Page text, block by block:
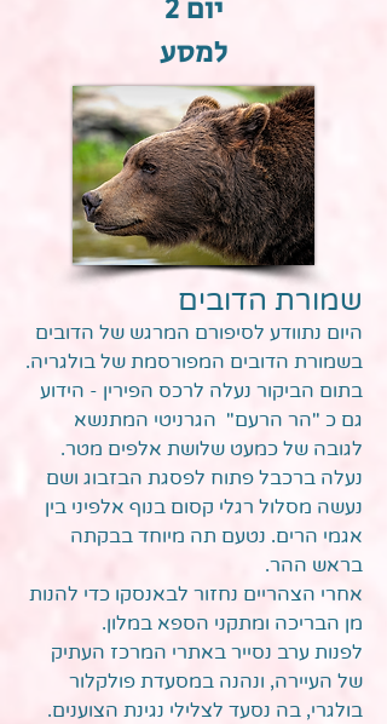
יום 2
למסע
שמורת הדובים
היום נתוודע לסיפורם המרגש של הדובים
בשמורת הדובים המפורסמת של בולגריה.
בתום הביקור נעלה לרכס הפירין - הידוע
גם כ "הר הרעם" הגרניטי המתנשא
לגובה של כמעט שלושת אלפים מטר.
נעלה ברכבל פתוח לפסגת הבזבוג ושם
נעשה מסלול רגלי קסום בנוף אלפיני בין
אגמי הרים. נטעם תה מיוחד בבקתה
בראש ההר.
אחרי הצהריים נחזור לבאנסקו כדי להנות
מן הבריכה ומתקני הספא במלון.
לפנות ערב נסייר באתרי המרכז העתיק
של העיירה, ונהנה במסעדת פולקלור
בולגרי, בה נסעד לצלילי נגינת הצוענים.